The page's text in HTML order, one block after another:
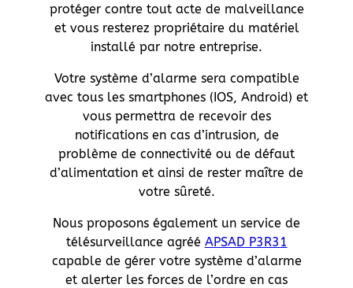
protéger contre tout acte de malveillance
et vous resterez propriétaire du matériel
installé par notre entreprise.
Votre système d’alarme sera compatible
avec tous les smartphones (IOS, Android) et
vous permettra de recevoir des
notifications en cas d’intrusion, de
problème de connectivité ou de défaut
d’alimentation et ainsi de rester maître de
votre sûreté.
Nous proposons également un service de
télésurveillance agréé APSAD P3R31
capable de gérer votre système d’alarme
et alerter les forces de l’ordre en cas